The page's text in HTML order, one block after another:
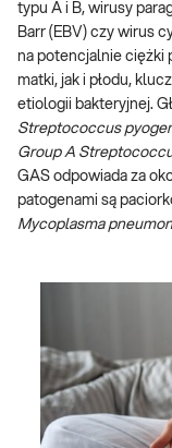
typu A i B, wirusy
Barr (EBV) czy wirus
na potencjalnie ciężki
matki, jak i płodu,
etiologii bakteryjnej.
Streptococcus
Group A
GAS odpowiada za
patogenami są
Mycoplasma